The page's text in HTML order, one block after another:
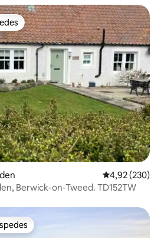
Calificación
4,92 (230)
Rose Cottage, Bowsden, Berwick-on-Tweed. TD152TW
más destacados